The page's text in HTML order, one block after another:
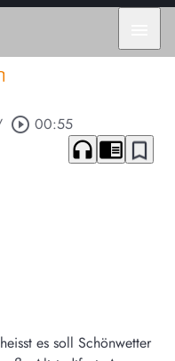
play_circle_outline 00:55
headphones chrome_reader_mode bookmark_border
es soll Schönwetter